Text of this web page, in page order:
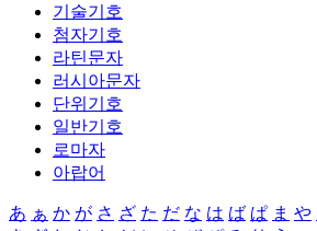
기술기호
첨자기호
라틴문자
러시아문자
단위기호
일반기호
로마자
아랍어
あ ぁ か が さ ざ た だ な は ば ぱ ま や